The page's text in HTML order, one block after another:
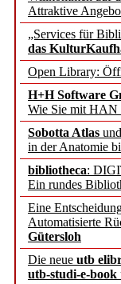
Attraktive
„Services für
das
Open Library:
H+H Software
Wie Sie mit HAN
Sobotta Atlas
in der Anatomie
bibliotheca:
Ein rundes
Eine
Automatisierte
Gütersloh
Die neue utb
utb-studi-e-book
und